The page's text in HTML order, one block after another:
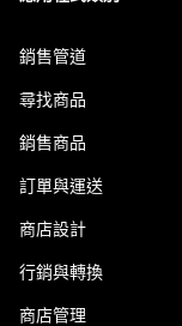
銷售管道
尋找商品
銷售商品
訂單與運送
商店設計
行銷與轉換
商店管理